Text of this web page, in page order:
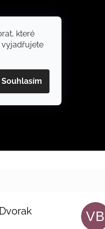
které
vyjadřujete
Souhlasím
je 5 z 5 hvězdiček. VB